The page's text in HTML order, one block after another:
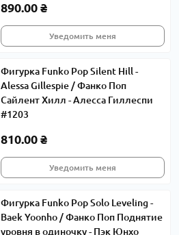
890.00 ₴
Уведомить меня
Фигурка Funko Pop Silent Hill -
Alessa Gillespie / Фанко Поп
Сайлент Хилл - Алесса Гиллеспи
#1203
810.00 ₴
Уведомить меня
Фигурка Funko Pop Solo Leveling -
Baek Yoonho / Фанко Поп Поднятие
уровня в одиночку - Пэк Юнхо